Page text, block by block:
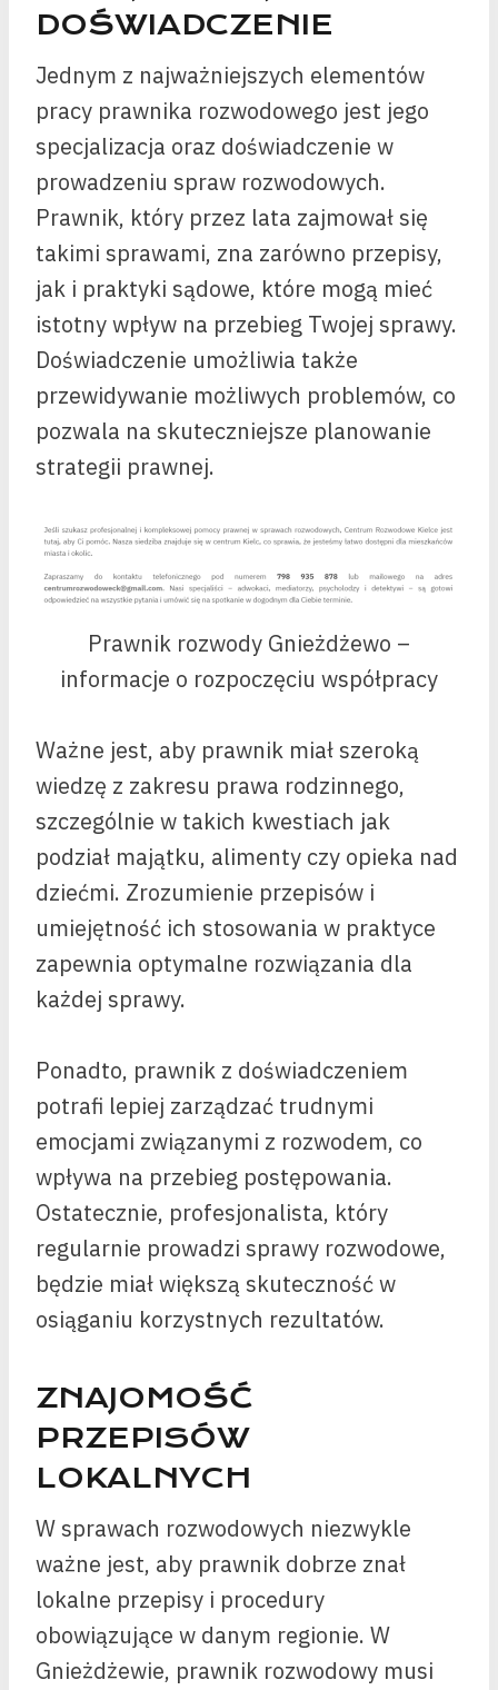
DOŚWIADCZENIE
Jednym z najważniejszych elementów
pracy prawnika rozwodowego jest jego
specjalizacja oraz doświadczenie w
prowadzeniu spraw rozwodowych.
Prawnik, który przez lata zajmował się
takimi sprawami, zna zarówno przepisy,
jak i praktyki sądowe, które mogą mieć
istotny wpływ na przebieg Twojej sprawy.
Doświadczenie umożliwia także
przewidywanie możliwych problemów, co
pozwala na skuteczniejsze planowanie
strategii prawnej.
Prawnik rozwody Gnieżdżewo –
informacje o rozpoczęciu współpracy
Ważne jest, aby prawnik miał szeroką
wiedzę z zakresu prawa rodzinnego,
szczególnie w takich kwestiach jak
podział majątku, alimenty czy opieka nad
dziećmi. Zrozumienie przepisów i
umiejętność ich stosowania w praktyce
zapewnia optymalne rozwiązania dla
każdej sprawy.
Ponadto, prawnik z doświadczeniem
potrafi lepiej zarządzać trudnymi
emocjami związanymi z rozwodem, co
wpływa na przebieg postępowania.
Ostatecznie, profesjonalista, który
regularnie prowadzi sprawy rozwodowe,
będzie miał większą skuteczność w
osiąganiu korzystnych rezultatów.
ZNAJOMOŚĆ
PRZEPISÓW
LOKALNYCH
W sprawach rozwodowych niezwykle
ważne jest, aby prawnik dobrze znał
lokalne przepisy i procedury
obowiązujące w danym regionie. W
Gnieżdżewie, prawnik rozwodowy musi